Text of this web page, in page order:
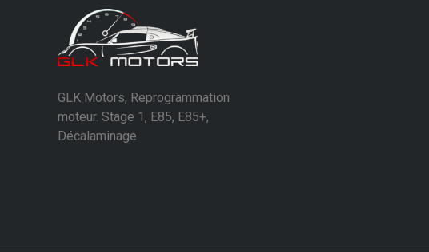
GLK Motors, Reprogrammation
moteur. Stage 1, E85, E85+,
Décalaminage